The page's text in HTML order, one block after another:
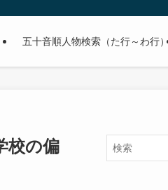
の有名人の学歴や高校・大学の偏差値
五十音順人物検索（た行～わ行
校の偏